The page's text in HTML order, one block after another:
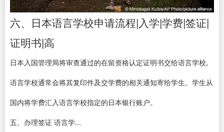
六、日本语言学校申请流程|入学|学费|签证|
证明书|高
日本入国管理局将审查通过的在留资格认定证明书交给语言学校,
语言学校通常会将其复印件及交学费的相关通知寄给学生。学生从
国内将学费汇入语言学校指定的日本银行账户。
五、办理签证 语言学...